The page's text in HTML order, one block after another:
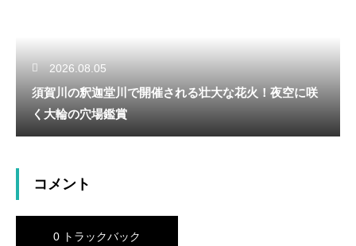
2026.08.05
須賀川の釈迦堂川で開催される壮大な花火！夜空に咲
く大輪の穴場鑑賞
コメント
0 トラックバック